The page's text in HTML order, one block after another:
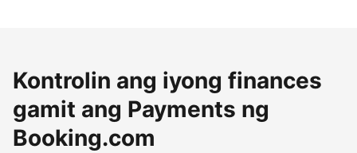
Kontrolin ang iyong finances
gamit ang Payments ng
Booking.com